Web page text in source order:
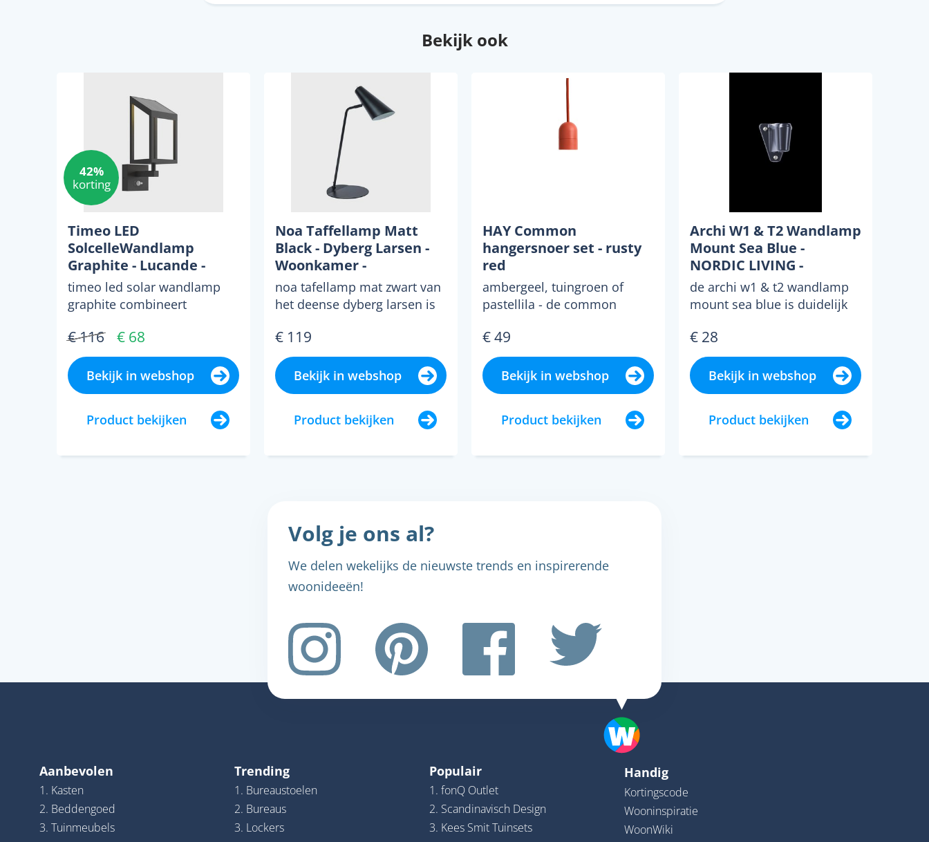
Bekijk ook
42%
korting
Timeo LED
SolcelleWandlamp
Graphite - Lucande -
Modern - Metaal - Hoekig
timeo led solar wandlamp
graphite combineert
met moderne verlichting.
de...
€ 116 € 68
Bekijk in webshop
Product bekijken
Noa Taffellamp Matt
Black - Dyberg Larsen -
Woonkamer -
Scandinavisch - Metaal -
1 lamp
noa tafellamp mat zwart van
het deense dyberg larsen is
die prachtig sta...
€ 119
Bekijk in webshop
Product bekijken
HAY Common
hangersnoer set - rusty
red
ambergeel, tuingroen of
pastellila - de common
in elk van de acht kleu...
€ 49
Bekijk in webshop
Product bekijken
Archi W1 & T2 Wandlamp
Mount Sea Blue -
NORDIC LIVING -
Aluminium
de archi w1 & t2 wandlamp
mount sea blue is duidelijk
architectenlamp ...
€ 28
Bekijk in webshop
Product bekijken
Volg je ons al?
We delen wekelijks de nieuwste trends en inspirerende
woonideeën!
Aanbevolen
1. Kasten
2. Beddengoed
3. Tuinmeubels
Trending
1. Bureaustoelen
2. Bureaus
3. Lockers
Populair
1. fonQ Outlet
2. Scandinavisch Design
3. Kees Smit Tuinsets
Handig
Kortingscode
Wooninspiratie
WoonWiki